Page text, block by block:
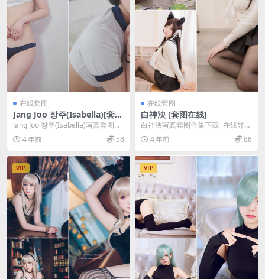
在线套图
Jang Joo 장주(Isabella)[套图
在线]
Jang Joo 장주(Isabella)写真套图合
集下载+在线导航，更新至 3...
4 年前 58
在线套图
白神泱 [套图在线]
白神泱写真套图合集下载+在线导
航，更新至 9 期，持续更新中。 白
神泱，来自台湾...
4 年前 88
VIP VIP